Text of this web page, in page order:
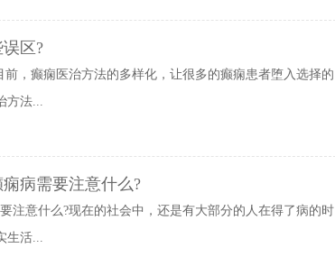
区?
，癫痫医治方法的多样化，让很多的癫痫患者堕入选择的
方法...
病需要注意什么?
注意什么?现在的社会中，还是有大部分的人在得了病的时
生活...